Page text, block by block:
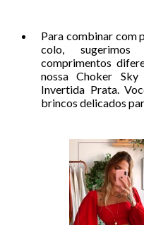
Para combinar com
colo,
comprimentos
nossa Choker
Invertida Prata.
brincos delicados